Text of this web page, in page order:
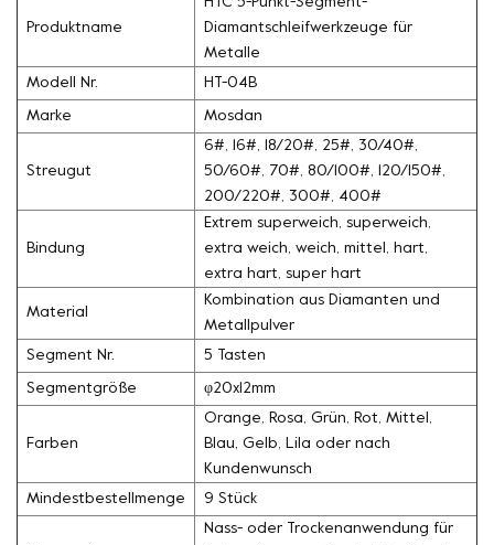
Produktname
Diamantschleifwerkzeuge für
Metalle
Modell Nr. HT-04B
Marke Mosdan
Streugut
6#, 16#, 18/20#, 25#, 30/40#,
50/60#, 70#, 80/100#, 120/150#,
200/220#, 300#, 400#
Bindung
Extrem superweich, superweich,
extra weich, weich, mittel, hart,
extra hart, super hart
Material
Kombination aus Diamanten und
Metallpulver
Segment Nr. 5 Tasten
Segmentgröße φ20x12mm
Farben
Orange, Rosa, Grün, Rot, Mittel,
Blau, Gelb, Lila oder nach
Kundenwunsch
Mindestbestellmenge 9 Stück
Nass- oder Trockenanwendung für